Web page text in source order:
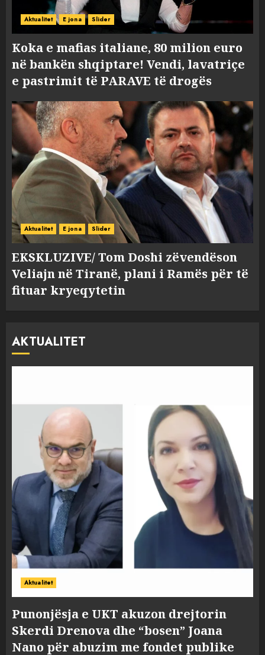
Aktualitet E jona Slider
Koka e mafias italiane, 80 milion euro
në bankën shqiptare! Vendi, lavatriçe
e pastrimit të PARAVE të drogës
Aktualitet E jona Slider
EKSKLUZIVE/ Tom Doshi zëvendëson
Veliajn në Tiranë, plani i Ramës për të
fituar kryeqytetin
AKTUALITET
Aktualitet
Punonjësja e UKT akuzon drejtorin
Skerdi Drenova dhe “bosen” Joana
Nano për abuzim me fondet publike